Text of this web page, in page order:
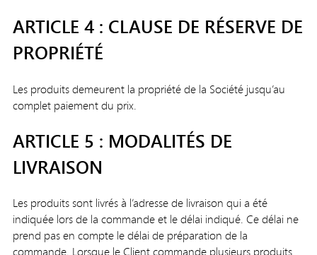
ARTICLE 4 : CLAUSE DE RÉSERVE DE
PROPRIÉTÉ
Les produits demeurent la propriété de la Société jusqu’au
complet paiement du prix.
ARTICLE 5 : MODALITÉS DE
LIVRAISON
Les produits sont livrés à l’adresse de livraison qui a été
indiquée lors de la commande et le délai indiqué. Ce délai ne
prend pas en compte le délai de préparation de la
commande. Lorsque le Client commande plusieurs produits